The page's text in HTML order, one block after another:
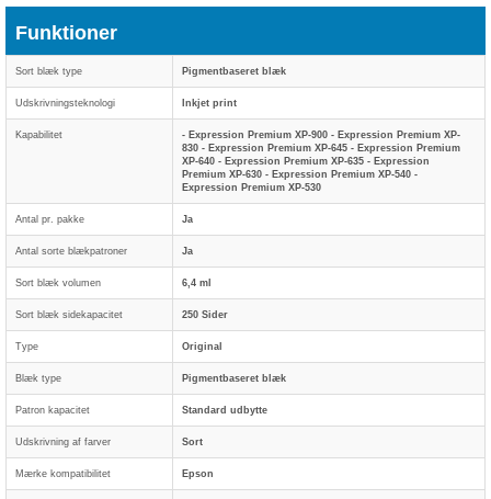
Funktioner
Sort blæk type Pigmentbaseret blæk
Udskrivningsteknologi Inkjet print
Kapabilitet
- Expression Premium XP-900 - Expression Premium XP-
830 - Expression Premium XP-645 - Expression Premium
XP-640 - Expression Premium XP-635 - Expression
Premium XP-630 - Expression Premium XP-540 -
Expression Premium XP-530
Antal pr. pakke Ja
Antal sorte blækpatroner Ja
Sort blæk volumen 6,4 ml
Sort blæk sidekapacitet 250 Sider
Type Original
Blæk type Pigmentbaseret blæk
Patron kapacitet Standard udbytte
Udskrivning af farver Sort
Mærke kompatibilitet Epson